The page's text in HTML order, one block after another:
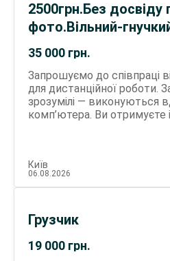
35 000 грн.
2500грн.Без досвіду
фото.Вільний-
Запрошуємо до співпраці
для дистанційної роботи. Завдання прості та
зрозумілі — виконуються
комп’ютера. Ви отримуєте
уважність та відповідальність.
результат — від 1500 грн
Київ
06.08.2026
19 000 грн.
Грузчик